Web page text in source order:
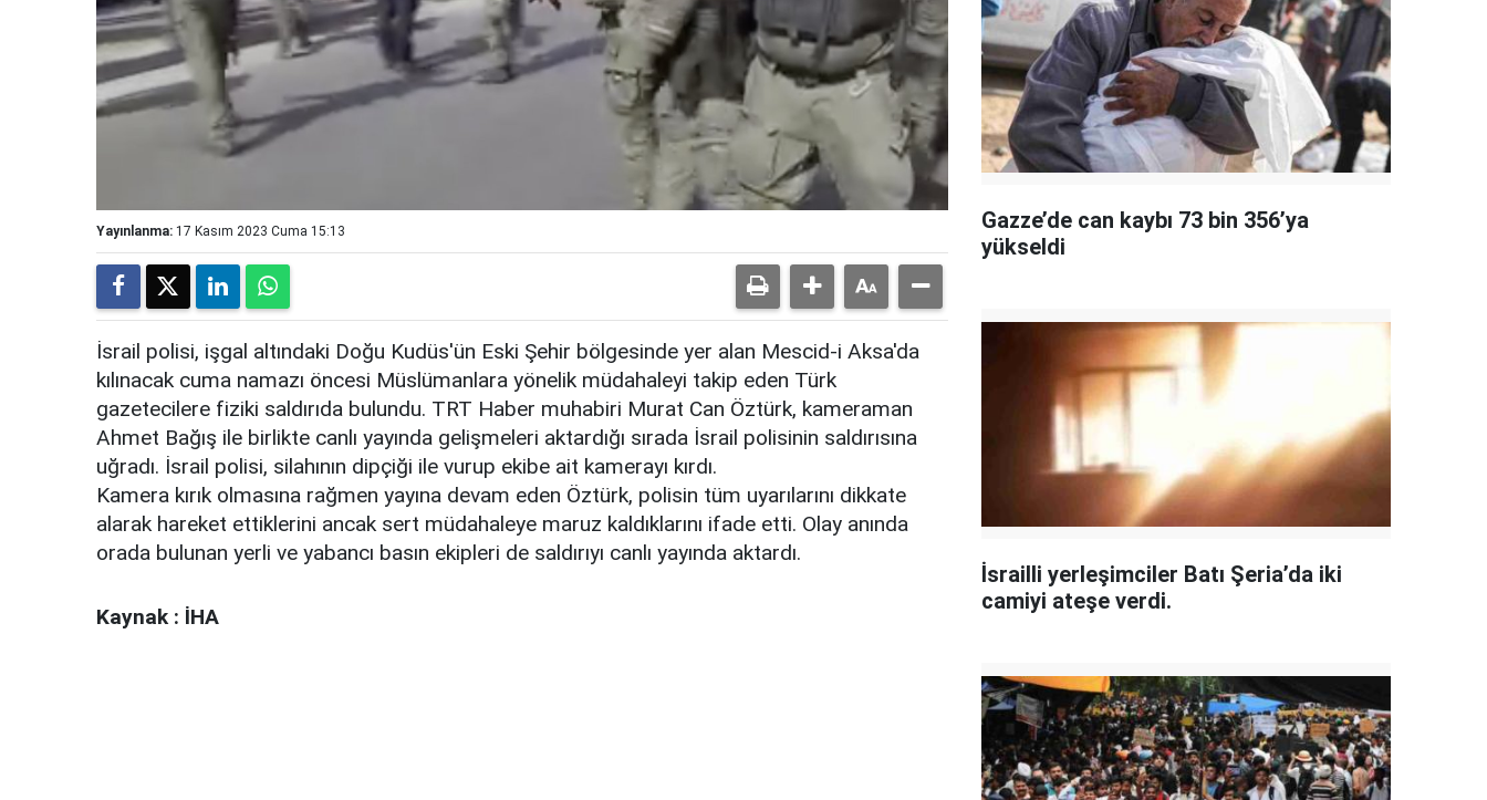
Yayınlanma: 17 Kasım 2023 Cuma 15:13
İsrail polisi, işgal altındaki Doğu Kudüs'ün Eski Şehir bölgesinde yer alan Mescid-i Aksa'da
kılınacak cuma namazı öncesi Müslümanlara yönelik müdahaleyi takip eden Türk
gazetecilere fiziki saldırıda bulundu. TRT Haber muhabiri Murat Can Öztürk, kameraman
Ahmet Bağış ile birlikte canlı yayında gelişmeleri aktardığı sırada İsrail polisinin saldırısına
uğradı. İsrail polisi, silahının dipçiği ile vurup ekibe ait kamerayı kırdı.
Kamera kırık olmasına rağmen yayına devam eden Öztürk, polisin tüm uyarılarını dikkate
alarak hareket ettiklerini ancak sert müdahaleye maruz kaldıklarını ifade etti. Olay anında
orada bulunan yerli ve yabancı basın ekipleri de saldırıyı canlı yayında aktardı.
Kaynak : İHA
Gazze’de can kaybı 73 bin 356’ya
yükseldi
İsrailli yerleşimciler Batı Şeria’da iki
camiyi ateşe verdi.